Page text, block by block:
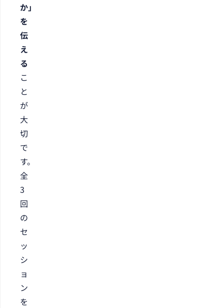
か」
を
伝
え
る
こ
と
が
大
切
で
す。
全
3
回
の
セ
ッ
シ
ョ
ン
を